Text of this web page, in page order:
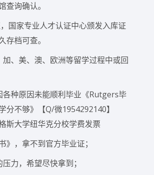
查询确认。
国家专业人才认证中心颁发入库证
存档可查。
、美、澳、欧洲等留学过程中或回
各种原因未能顺利毕业《Rutgers毕
分不够》【Q/微1954292140】
斯大学纽华克分校学费发票
》，拿不到官方毕业证；
力，希望尽快拿到；